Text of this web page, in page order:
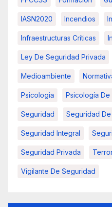
IASN2020 Incendios
Infraestructuras Críticas
Ley De Seguridad Privada
Medioambiente
Psicologia Psicología De
Seguridad Seguridad
Seguridad Integral
Seguridad Privada
Vigilante De Seguridad